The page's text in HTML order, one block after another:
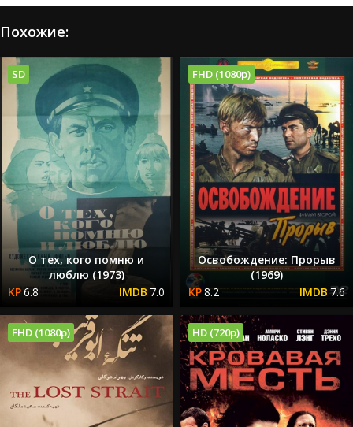
Похожие:
SD
О тех, кого помню и
люблю (1973)
6.8
7.0
FHD (1080p)
Освобождение: Прорыв
(1969)
8.2
7.6
FHD (1080p) HD (720p)